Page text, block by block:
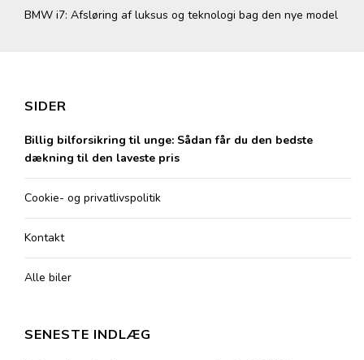
BMW i7: Afsløring af luksus og teknologi bag den nye model
SIDER
Billig bilforsikring til unge: Sådan får du den bedste
dækning til den laveste pris
Cookie- og privatlivspolitik
Kontakt
Alle biler
SENESTE INDLÆG